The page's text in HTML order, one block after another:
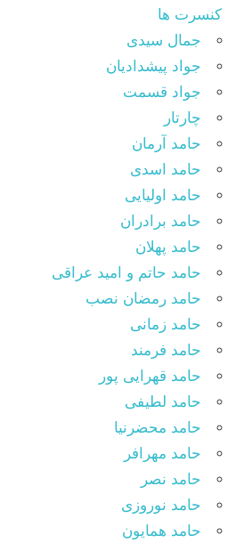
کنسرت ها
جمال سیدی
جواد پیشدادیان
جواد قسمت
چارتار
حامد آرمان
حامد اسدی
حامد اولیایی
حامد برادران
حامد پهلان
حامد حاتم و امید عراقی
حامد رمضان نصب
حامد زمانی
حامد فرمند
حامد قهرایی پور
حامد لطیفی
حامد محضرنیا
حامد مهرافر
حامد نصر
حامد نوروزی
حامد همایون